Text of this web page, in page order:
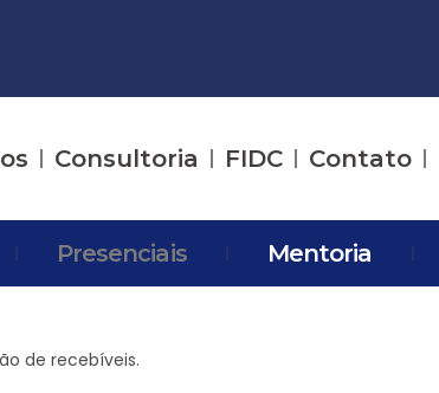
Consultoria FIDC Contato
Presenciais Mentoria
de recebíveis.